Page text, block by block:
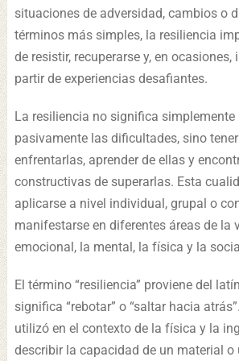
situaciones de adversidad, cambios o
términos más simples, la resiliencia
de resistir, recuperarse y, en ocasiones,
partir de experiencias desafiantes.
La resiliencia no significa simplemente
pasivamente las dificultades, sino
enfrentarlas, aprender de ellas y
constructivas de superarlas. Esta
aplicarse a nivel individual, grupal o
manifestarse en diferentes áreas de la
emocional, la mental, la física y la
El término “resiliencia” proviene del
significa “rebotar” o “saltar hacia
utilizó en el contexto de la física y la
describir la capacidad de un material o